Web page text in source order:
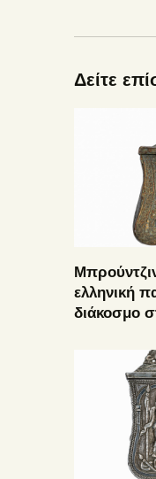
Δείτε
ελληνική
διάκοσμο